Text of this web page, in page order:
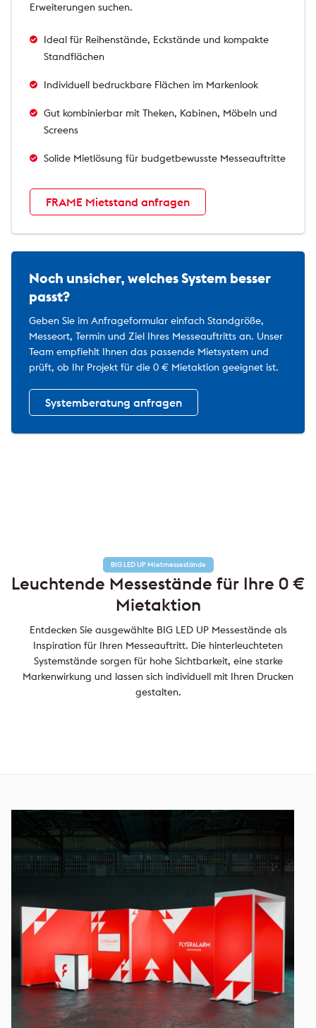
Erweiterungen suchen.
Ideal für Reihenstände, Eckstände und kompakte
Standflächen
Individuell bedruckbare Flächen im Markenlook
Gut kombinierbar mit Theken, Kabinen, Möbeln und
Screens
Solide Mietlösung für budgetbewusste Messeauftritte
FRAME Mietstand anfragen
Noch unsicher, welches System besser
passt?
Geben Sie im Anfrageformular einfach Standgröße,
Messeort, Termin und Ziel Ihres Messeauftritts an. Unser
Team empfiehlt Ihnen das passende Mietsystem und
prüft, ob Ihr Projekt für die 0 € Mietaktion geeignet ist.
Systemberatung anfragen
BIG LED UP Mietmessestände
Leuchtende Messestände für Ihre 0 €
Mietaktion
Entdecken Sie ausgewählte BIG LED UP Messestände als
Inspiration für Ihren Messeauftritt. Die hinterleuchteten
Systemstände sorgen für hohe Sichtbarkeit, eine starke
Markenwirkung und lassen sich individuell mit Ihren Drucken
gestalten.